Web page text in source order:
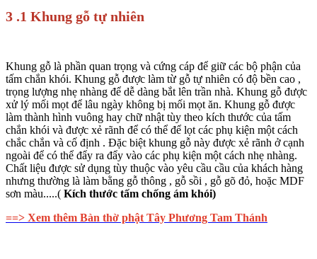
3 .1 Khung gỗ tự nhiên
Khung gỗ là phần quan trọng và cứng cáp để giữ các bộ phận của
tấm chắn khói. Khung gỗ được làm từ gỗ tự nhiên có độ bền cao ,
trọng lượng nhẹ nhàng để dễ dàng bắt lên trần nhà. Khung gỗ được
xử lý mối mọt để lâu ngày không bị mối mọt ăn. Khung gỗ được
làm thành hình vuông hay chữ nhật tùy theo kích thước của tấm
chắn khói và được xẻ rãnh để có thể để lọt các phụ kiện một cách
chắc chắn và cố định . Đặc biệt khung gỗ này được xẻ rãnh ở cạnh
ngoài để có thể đẩy ra đẩy vào các phụ kiện một cách nhẹ nhàng.
Chất liệu được sử dụng tùy thuộc vào yêu cầu cầu của khách hàng
nhưng thường là làm bằng gỗ thông , gỗ sồi , gỗ gõ đỏ, hoặc MDF
sơn màu.....( Kích thước tấm chống ám khói)
==> Xem thêm Bàn thờ phật Tây Phương Tam Thánh